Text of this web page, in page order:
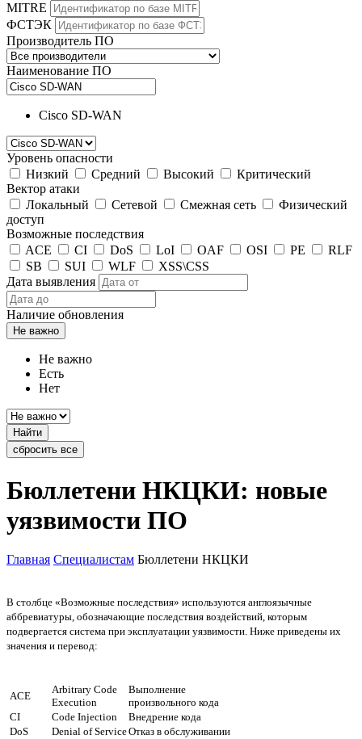
MITRE
ФСТЭК
Производитель ПО
Наименование ПО
Cisco SD-WAN
Уровень опасности
Низкий
Средний Высокий
Критический
Вектор атаки
Локальный
Сетевой Смежная сеть
Физический
доступ
Возможные последствия
ACE
CI DoS LoI OAF OSI PE
RLF
SB
SUI WLF
XSS\CSS
Дата выявления
Наличие обновления
Не важно
Не важно
Есть
Нет
Найти
сбросить все
Бюллетени НКЦКИ: новые
уязвимости ПО
Главная Специалистам Бюллетени НКЦКИ
В столбце «Возможные последствия» используются англоязычные
аббревиатуры, обозначающие последствия воздействий, которым
подвергается система при эксплуатации уязвимости. Ниже приведены их
значения и перевод:
ACE
Arbitrary Code
Execution
Выполнение
произвольного кода
CI
Code Injection
Внедрение кода
DoS
Denial of ServiceОтказ в обслуживании